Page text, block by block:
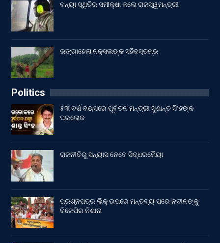
ବନ୍ୟା ସ୍ଥିତିର ସମୀକ୍ଷା କଲେ ରାଜସ୍ୱମନ୍ତ୍ରୀ
ଭଙ୍ଗାହେଲା ନକ୍ସଲଙ୍କ ସହିଦସ୍ତମ୍ଭ
Politics
୫୩ ବର୍ଷ ବୟସରେ ପୂର୍ବତନ ମନ୍ତ୍ରୀ ସୁଶାନ୍ତ ସିଂହଙ୍କ
ପରଲୋକ
ରାଜନୀତିରୁ ସନ୍ୟାସ ନେବେ ସିଦ୍ଧରମୈୟା
ପ୍ରଶ୍ନପତ୍ର ଲିକ୍ ଉପରେ ମନ୍ତବ୍ୟ ପରେ ନବୀନଙ୍କୁ
ବିଜେପିର ନିଶାନା